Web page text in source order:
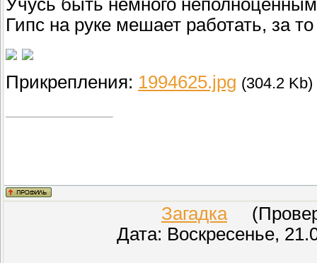
Гипс на руке мешает работать, за
Прикрепления: 1994625.jpg (304.2 Kb)
Загадка
Дата: Воскресенье,